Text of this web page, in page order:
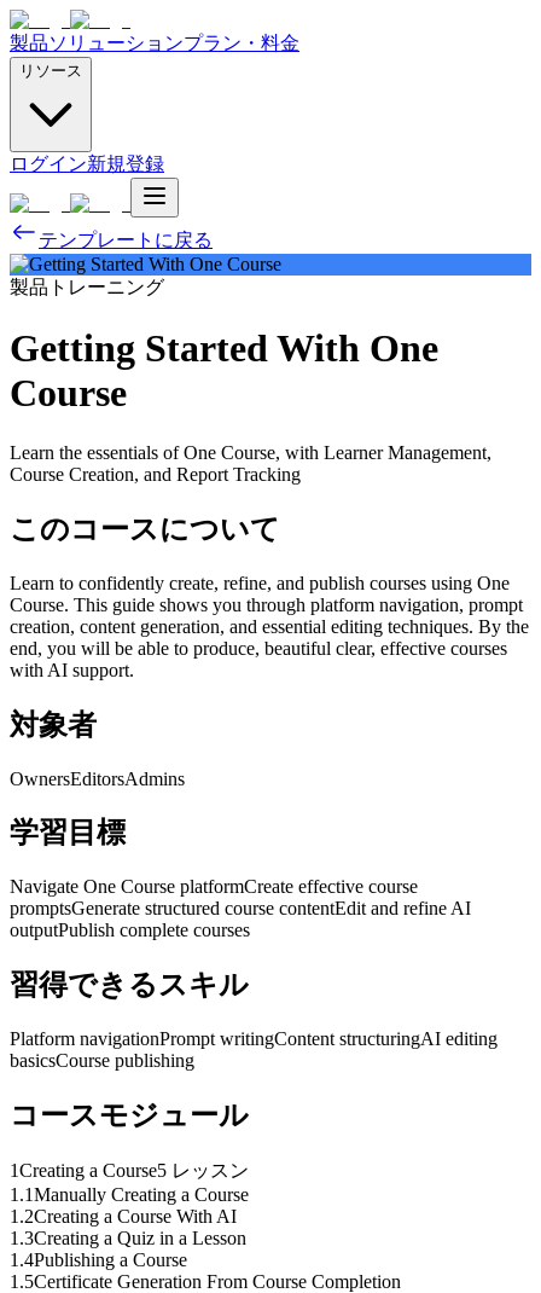
製品ソリューションプラン・料金
リソース
ログイン新規登録
テンプレートに戻る
製品トレーニング
Getting Started With One
Course
Learn the essentials of One Course, with Learner Management,
Course Creation, and Report Tracking
このコースについて
Learn to confidently create, refine, and publish courses using One
Course. This guide shows you through platform navigation, prompt
creation, content generation, and essential editing techniques. By the
end, you will be able to produce, beautiful clear, effective courses
with AI support.
対象者
OwnersEditorsAdmins
学習目標
Navigate One Course platformCreate effective course
promptsGenerate structured course contentEdit and refine AI
outputPublish complete courses
習得できるスキル
Platform navigationPrompt writingContent structuringAI editing
basicsCourse publishing
コースモジュール
1Creating a Course5 レッスン
1 .1Manually Creating a Course
1 .2Creating a Course With AI
1 .3Creating a Quiz in a Lesson
1 .4Publishing a Course
1 .5Certificate Generation From Course Completion